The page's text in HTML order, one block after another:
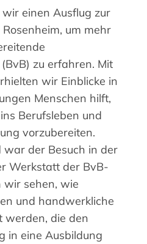
einen Ausflug zur
um mehr
zu erfahren. Mit
wir Einblicke in
Menschen hilft,
Berufsleben und
vorzubereiten.
war der Besuch in der
Werkstatt der BvB-
wir sehen, wie
und handwerkliche
werden, die den
in eine Ausbildung